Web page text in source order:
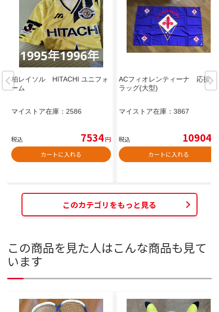
柏レイソル HITACHI ユニフォ
ーム
マイストア在庫： 2586
税込 7534円
カートに入れる
ACフィオレンティーナ 応援フ
ラッグ(大型)
マイストア在庫： 3867
税込 10904
カートに入れる
このカテゴリをもっと見る
この商品を見た人はこんな商品も見て
います